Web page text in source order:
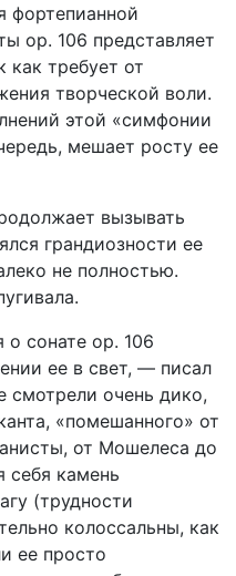
фортепианной
ор. 106 представляет
как требует от
творческой воли.
этой «симфонии
мешает росту ее
вызывать
грандиозности ее
не полностью.
о сонате ор. 106
ее в свет, — писал
смотрели очень дико,
«помешанного» от
от Мошелеса до
себя камень
(трудности
колоссальны, как
ее просто